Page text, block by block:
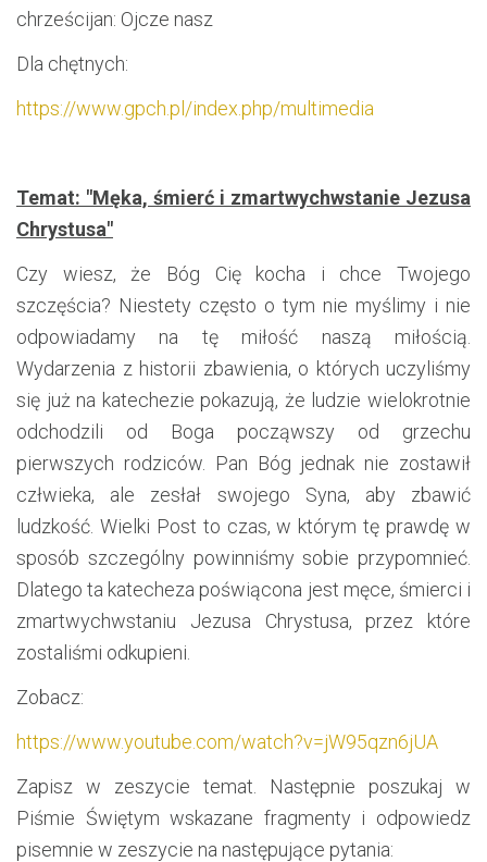
chrześcijan: Ojcze nasz
Dla chętnych:
https://www.gpch.pl/index.php/multimedia
Temat: "Męka, śmierć i zmartwychwstanie Jezusa
Chrystusa"
Czy wiesz, że Bóg Cię kocha i chce Twojego
szczęścia? Niestety często o tym nie myślimy i nie
odpowiadamy na tę miłość naszą miłością.
Wydarzenia z historii zbawienia, o których uczyliśmy
się już na katechezie pokazują, że ludzie wielokrotnie
odchodzili od Boga począwszy od grzechu
pierwszych rodziców. Pan Bóg jednak nie zostawił
człwieka, ale zesłał swojego Syna, aby zbawić
ludzkość. Wielki Post to czas, w którym tę prawdę w
sposób szczególny powinniśmy sobie przypomnieć.
Dlatego ta katecheza poświącona jest męce, śmierci i
zmartwychwstaniu Jezusa Chrystusa, przez które
zostaliśmi odkupieni.
Zobacz:
https://www.youtube.com/watch?v=jW95qzn6jUA
Zapisz w zeszycie temat. Następnie poszukaj w
Piśmie Świętym wskazane fragmenty i odpowiedz
pisemnie w zeszycie na następujące pytania: